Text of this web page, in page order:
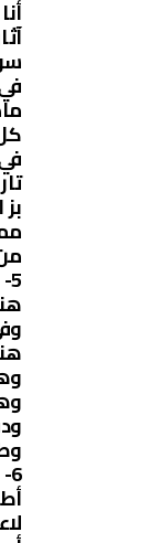
6- مسدار العاب الصبيان